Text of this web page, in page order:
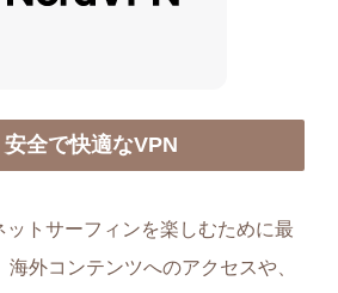
全で快適なVPN
ットサーフィンを楽しむために最
外コンテンツへのアクセスや、